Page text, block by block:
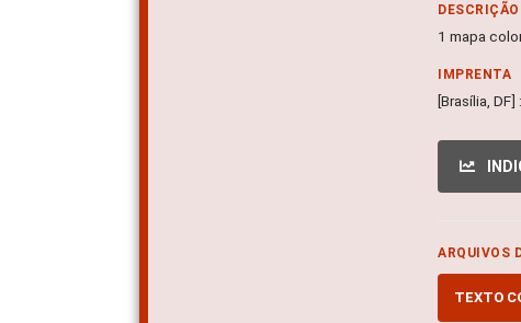
1 mapa
IMPRENTA
[Brasília,
ARQUIVOS
TEXTO